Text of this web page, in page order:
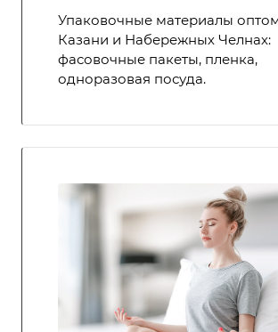
Упаковочные материалы
Казани и Набережных Челнах:
фасовочные пакеты, пленка,
одноразовая посуда.